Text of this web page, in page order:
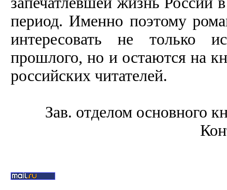
период. Именно поэтому
интересовать не только
прошлого, но и остаются на
российских читателей.
Зав. отделом основного